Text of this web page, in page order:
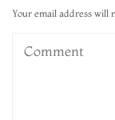
Your email address will